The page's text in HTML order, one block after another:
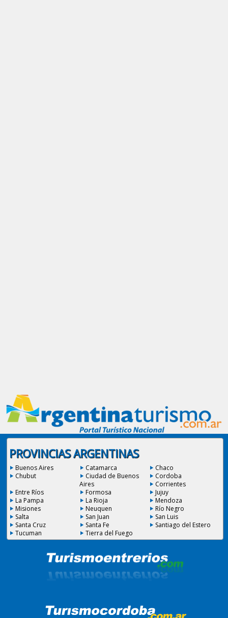
PROVINCIAS ARGENTINAS
Buenos Aires Catamarca
Chaco
Chubut
Ciudad de Buenos
Aires
Cordoba
Corrientes
Entre Ríos
Formosa
Jujuy
La Pampa
La Rioja
Mendoza
Misiones
Neuquen
Río Negro
Salta
San Juan
San Luis
Santa Cruz
Santa Fe
Santiago del Estero
Tucuman
Tierra del Fuego